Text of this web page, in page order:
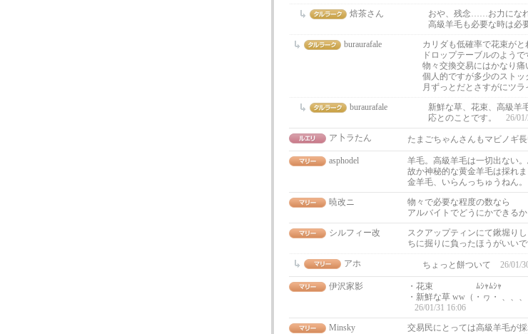
焙茶さん
おや、残念……お力にな
高級羊毛も必要な時は必
buraurafale
カリダも低確率で花束が
ドロップテーブルのよう
物々交換交易にはかなり
個人的ですが多少のスト
月ずっとだとさすがにツ
buraurafale
新鮮な草、花束、高級羊
応とのことです。
26/
ア卜ラたん
たまごちゃんさんもマビノギ
asphodel
羊毛。高級羊毛は一切出ない
故か神秘的な黄金羊毛は採れ
金羊毛、いらんっちゅうねん。
暁改ニ
物々で必要な程度の数なら
アルバイトでどうにかできる
シルフィー改
スクアップティンにて鍬堀り
ちに掘りに負ったほうがいいで
アホ
ちょっと餅ついて 26/01/
伊沢家影
・花束 ﾑｼｬﾑｼｬ
・新鮮な草 ww（・ヮ・ 、、、
26/01/31 16:06
Minsky
交易民にとっては高級羊毛が